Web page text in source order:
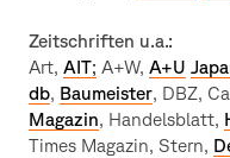
Zeitschriften u.a.:
Art, AIT; A+W, A+U
db, Baumeister, DBZ,
Magazin, Handelsblatt,
Times Magazin, Stern,